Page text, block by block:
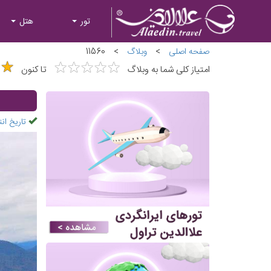
تور هتل
صفحه اصلی > وبلاگ >
11560
امتیاز کلی شما به وبلاگ ★★★★★
★★★★★ تا کنون ★
★
تاریخ